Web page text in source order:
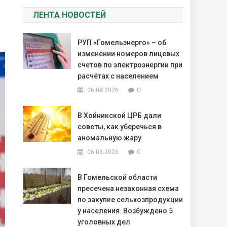
ЛЕНТА НОВОСТЕЙ
РУП «Гомельэнерго» – об
изменении номеров лицевых
счетов по электроэнергии при
расчётах с населением
06.08.2026 0
В Хойникской ЦРБ дали
советы, как уберечься в
аномальную жару
06.08.2026 0
В Гомельской области
пресечена незаконная схема
по закупке сельхозпродукции
у населения. Возбуждено 5
уголовных дел